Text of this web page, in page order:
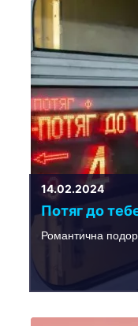
14.02.2024
Потяг до
Романтична